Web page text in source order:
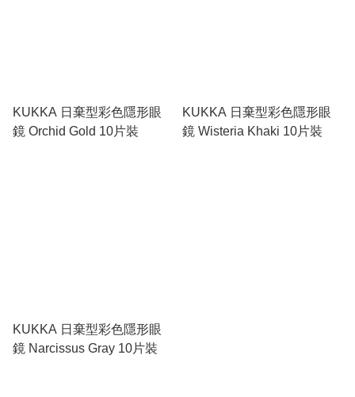
KUKKA 日棄型彩色隱形眼
鏡 Orchid Gold 10片裝
KUKKA 日棄型彩色隱形眼
鏡 Wisteria Khaki 10片裝
KUKKA 日棄型彩色隱形眼
鏡 Narcissus Gray 10片裝